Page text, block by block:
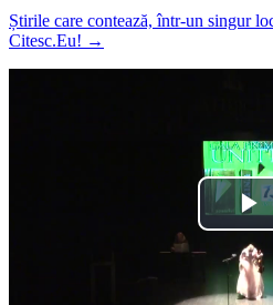
Știrile care contează, într-un singur
Citesc.Eu! →